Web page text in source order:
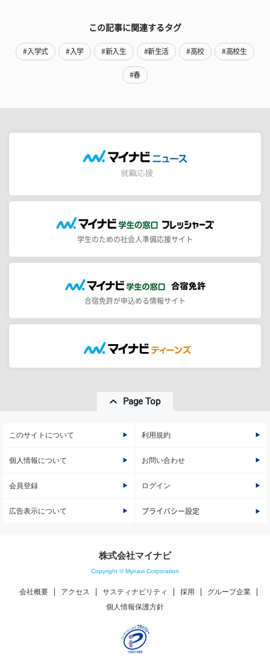
この記事に関連するタグ
#入学式 #入学 #新入生 #新生活 #高校 #高校生
#春
学生のための社会人準備応援サイト
合宿免許が申込める情報サイト
Page Top
このサイトについて 利用規約
個人情報について お問い合わせ
会員登録 ログイン
広告表示について プライバシー設定
株式会社マイナビ
Copyright © Mynavi Corporation
会社概要 アクセス サスティナビリティ 採用
グループ企業
個人情報保護方針